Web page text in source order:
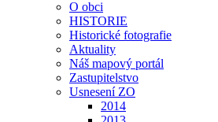
O obci
HISTORIE
Historické fotografie
Aktuality
Náš mapový portál
Zastupitelstvo
Usnesení ZO
2014